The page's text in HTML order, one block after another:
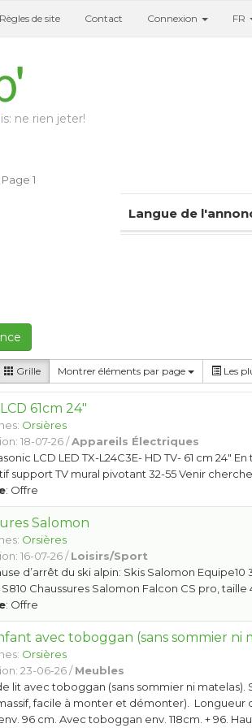
Règles de site Contact Connexion FR
ne rien jeter!
Page 1
Langue de
Grille Montrer éléments par page Les
61cm 24"
Orsières
18-07-26 /Appareils Électriques
LCD LED TX-L24C3E- HD TV- 61 cm 24"
support TV mural pivotant 32-55 Venir
: Offre
Salomon
Orsières
16-07-26 /Loisirs/Sport
d’arrêt du ski alpin: Skis Salomon Equipe10
Chaussures Salomon Falcon CS pro, taille
: Offre
avec toboggan (sans sommier ni
Orsières
23-06-26 /Meubles
lit avec toboggan (sans sommier ni matelas).
facile à monter et démonter). Longueur
96 cm. Avec toboggan env. 118cm. + 96.